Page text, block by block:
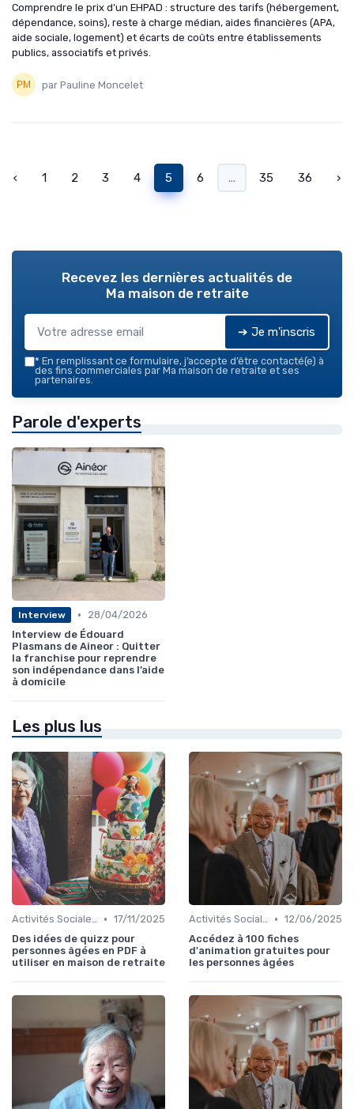
Comprendre le prix d’un EHPAD : structure des tarifs (hébergement,
dépendance, soins), reste à charge médian, aides financières (APA,
aide sociale, logement) et écarts de coûts entre établissements
publics, associatifs et privés.
par Pauline Moncelet
‹ 1 2 3 4 5 6 ... 35 36 ›
Recevez les dernières actualités de
Ma maison de retraite
➔ Je m'inscris
* En remplissant ce formulaire, j’accepte d’être contacté(e) à
des fins commerciales par Ma maison de retraite et ses
partenaires.
Parole d'experts
Interview •
28/04/2026
Interview de Édouard
Plasmans de Aineor : Quitter
la franchise pour reprendre
son indépendance dans l’aide
à domicile
Les plus lus
Activités Sociales et Loisirs • 17/11/2025
Des idées de quizz pour
personnes âgées en PDF à
utiliser en maison de retraite
Activités Sociales et Loisirs • 12/06/2025
Accédez à 100 fiches
d'animation gratuites pour
les personnes âgées